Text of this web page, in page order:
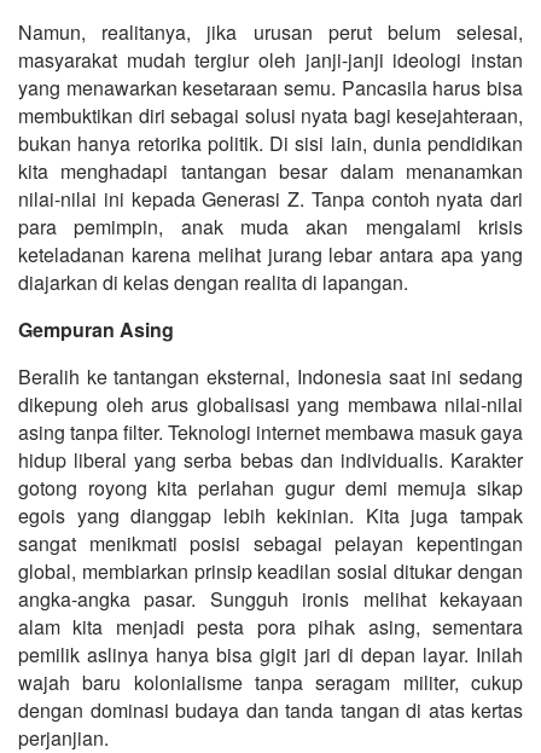
Namun, realitanya, jika urusan perut belum selesai,
masyarakat mudah tergiur oleh janji-janji ideologi instan
yang menawarkan kesetaraan semu. Pancasila harus bisa
membuktikan diri sebagai solusi nyata bagi kesejahteraan,
bukan hanya retorika politik. Di sisi lain, dunia pendidikan
kita menghadapi tantangan besar dalam menanamkan
nilai-nilai ini kepada Generasi Z. Tanpa contoh nyata dari
para pemimpin, anak muda akan mengalami krisis
keteladanan karena melihat jurang lebar antara apa yang
diajarkan di kelas dengan realita di lapangan.
Gempuran Asing
Beralih ke tantangan eksternal, Indonesia saat ini sedang
dikepung oleh arus globalisasi yang membawa nilai-nilai
asing tanpa filter. Teknologi internet membawa masuk gaya
hidup liberal yang serba bebas dan individualis. Karakter
gotong royong kita perlahan gugur demi memuja sikap
egois yang dianggap lebih kekinian. Kita juga tampak
sangat menikmati posisi sebagai pelayan kepentingan
global, membiarkan prinsip keadilan sosial ditukar dengan
angka-angka pasar. Sungguh ironis melihat kekayaan
alam kita menjadi pesta pora pihak asing, sementara
pemilik aslinya hanya bisa gigit jari di depan layar. Inilah
wajah baru kolonialisme tanpa seragam militer, cukup
dengan dominasi budaya dan tanda tangan di atas kertas
perjanjian.